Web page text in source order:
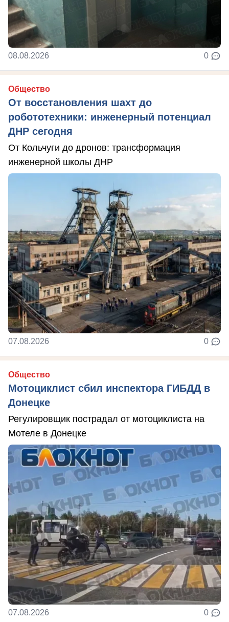
08.08.2026 0
Общество
От восстановления шахт до
робототехники: инженерный потенциал
ДНР сегодня
От Кольчуги до дронов: трансформация
инженерной школы ДНР
07.08.2026 0
Общество
Мотоциклист сбил инспектора ГИБДД в
Донецке
Регулировщик пострадал от мотоциклиста на
Мотеле в Донецке
07.08.2026 0